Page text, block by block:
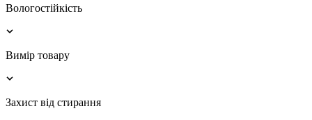
Вологостійкість
Вимір товару
Захист від стирання